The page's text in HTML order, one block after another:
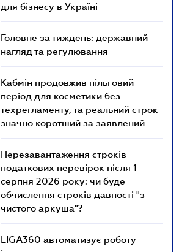
для бізнесу в Україні
Головне за тиждень: державний
нагляд та регулювання
Кабмін продовжив пільговий
період для косметики без
техрегламенту, та реальний строк
значно коротший за заявлений
Перезавантаження строків
податкових перевірок після 1
серпня 2026 року: чи буде
обчислення строків давності "з
чистого аркуша"?
LIGA360 автоматизує роботу